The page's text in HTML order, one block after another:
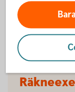
hyra bostad,
vänd dig till
Kontaktuppgifter